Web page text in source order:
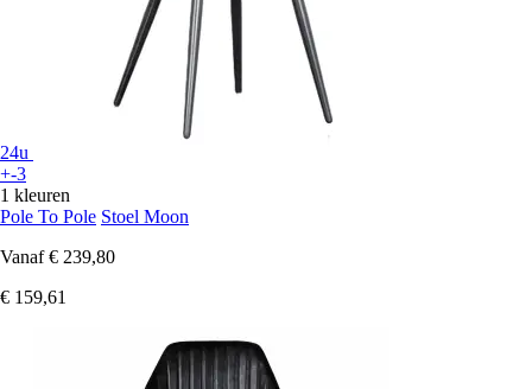
24u
+-3
1 kleuren
Pole To Pole Stoel Moon
Vanaf € 239,80
€ 159,61